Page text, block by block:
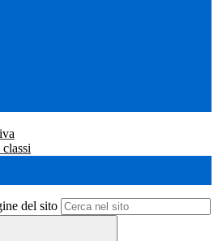
del sito